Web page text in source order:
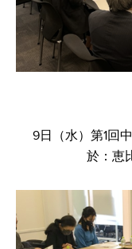
9日（水）第1回
於：恵